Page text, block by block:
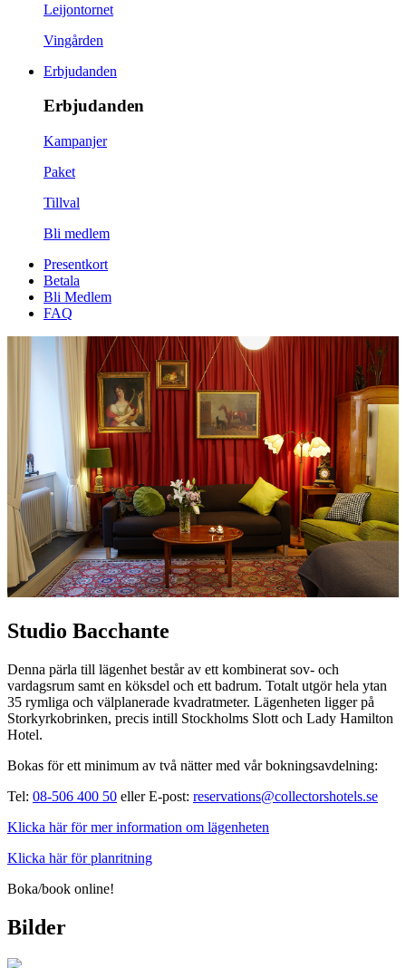
Leijontornet
Vingården
Erbjudanden
Erbjudanden
Kampanjer
Paket
Tillval
Bli medlem
Presentkort
Betala
Bli Medlem
FAQ
Studio Bacchante
Denna pärla till lägenhet består av ett kombinerat sov- och
vardagsrum samt en köksdel och ett badrum. Totalt utgör hela ytan
35 rymliga och välplanerade kvadratmeter. Lägenheten ligger på
Storkyrkobrinken, precis intill Stockholms Slott och Lady Hamilton
Hotel.
Bokas för ett minimum av två nätter med vår bokningsavdelning:
Tel: 08-506 400 50 eller E-post: reservations@collectorshotels.se
Klicka här för mer information om lägenheten
Klicka här för planritning
Boka/book online!
Bilder